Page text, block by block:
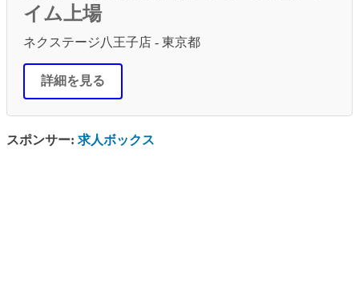
イム上場
ネクステージ八王子店 - 東京都
詳細を見る
スポンサー: 求人ボックス